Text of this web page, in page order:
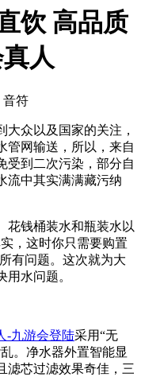
饮 高品质
人
音符
众以及国家的关注，
管网输送，所以，来自
受到二次污染，部分自
流中其实满满藏污纳
钱桶装水和瓶装水以
，这时你只需要购置
有问题。这次就为大
水问题。
-九游会登陆采用“无
。净水器外置智能显
滤芯过滤效果奇佳，三